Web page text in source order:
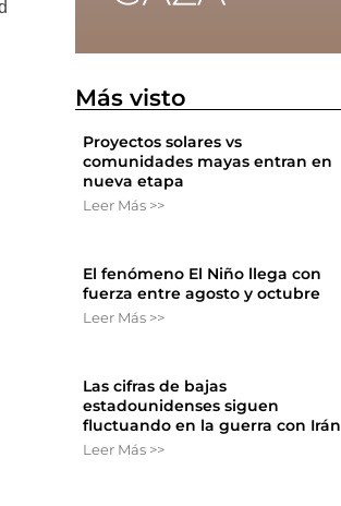
Más visto
Proyectos solares vs
comunidades mayas entran en
nueva etapa
Leer Más >>
El fenómeno El Niño llega con
fuerza entre agosto y octubre
Leer Más >>
Las cifras de bajas
estadounidenses siguen
fluctuando en la guerra con Irán
Leer Más >>